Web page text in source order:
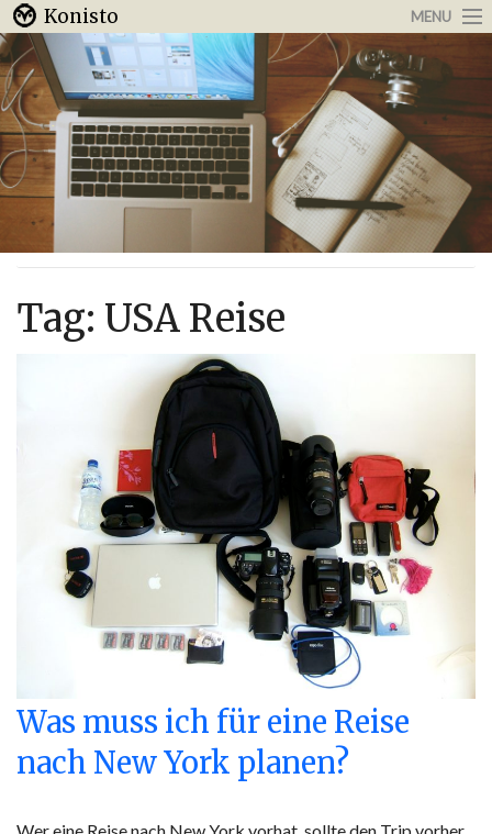
Konisto MENU
Arbeit & Karriere
Internet
Urlaub & Reisen
Tag: USA Reise
Was muss ich für eine Reise
nach New York planen?